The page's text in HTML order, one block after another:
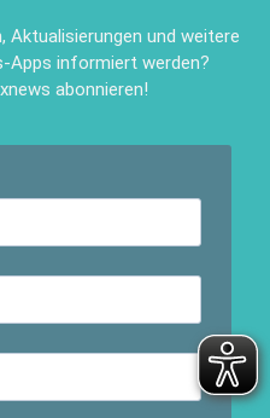
Aktualisierungen und weitere
Apps informiert werden?
abonnieren!